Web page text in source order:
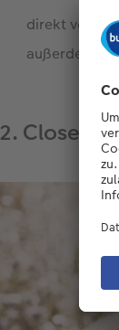
direkt vor
außerdem
2. Close-